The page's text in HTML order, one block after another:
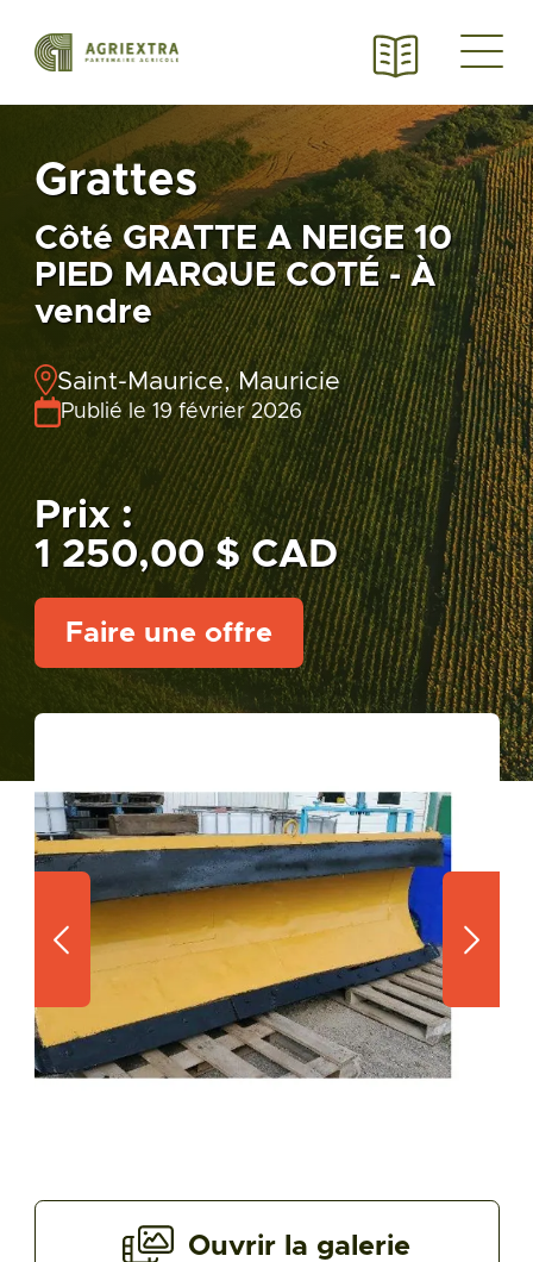
Grattes
Côté GRATTE A NEIGE 10
PIED MARQUE COTÉ - À
vendre
Saint-Maurice, Mauricie
Publié le 19 février 2026
Prix :
1 250,00 $ CAD
Faire une offre
Ouvrir la galerie